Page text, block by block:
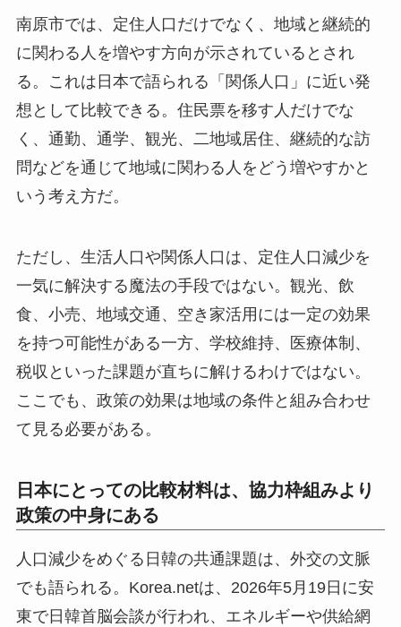
南原市では、定住人口だけでなく、地域と継続的
に関わる人を増やす方向が示されているとされ
る。これは日本で語られる「関係人口」に近い発
想として比較できる。住民票を移す人だけでな
く、通勤、通学、観光、二地域居住、継続的な訪
問などを通じて地域に関わる人をどう増やすかと
いう考え方だ。
ただし、生活人口や関係人口は、定住人口減少を
一気に解決する魔法の手段ではない。観光、飲
食、小売、地域交通、空き家活用には一定の効果
を持つ可能性がある一方、学校維持、医療体制、
税収といった課題が直ちに解けるわけではない。
ここでも、政策の効果は地域の条件と組み合わせ
て見る必要がある。
日本にとっての比較材料は、協力枠組みより
政策の中身にある
人口減少をめぐる日韓の共通課題は、外交の文脈
でも語られる。Korea.netは、2026年5月19日に安
東で日韓首脳会談が行われ、エネルギーや供給網